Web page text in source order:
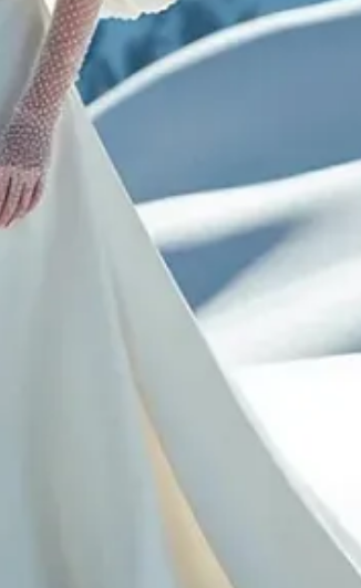
ahora los algoritmos también se han
Basta con responder unas cuantas preguntas
Erea Louro, estilista y divulgadora
en la toma de decisiones, hay cosas que aún